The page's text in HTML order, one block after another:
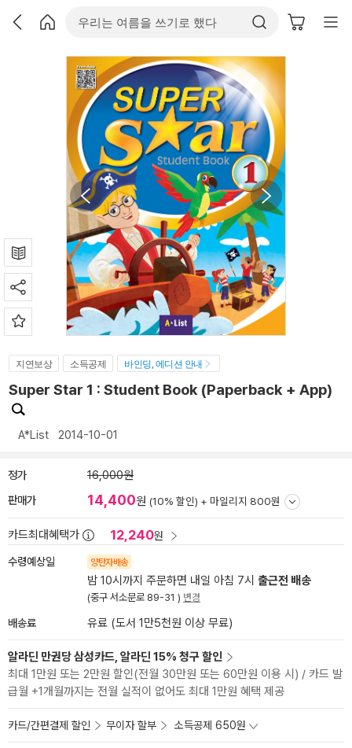
지연보상 소득공제 바인딩, 에디션 안내
Super Star 1 : Student Book (Paperback + App)
A*List 2014-10-01
정가 16,000원
판매가 14,400원 (10% 할인) + 마일리지 800원
카드최대혜택가 12,240원
수령예상일 양탄자배송
밤 10시까지 주문하면 내일 아침 7시 출근전 배송
(중구 서소문로 89-31 ) 변경
배송료 유료 (도서 1만5천원 이상 무료)
알라딘 만권당 삼성카드, 알라딘 15% 청구 할인
최대 1만원 또는 2만원 할인(전월 30만원 또는 60만원 이용 시) / 카드 발
급월 +1개월까지는 전월 실적이 없어도 최대 1만원 혜택 제공
카드/간편결제 할인 무이자 할부 소득공제 650원